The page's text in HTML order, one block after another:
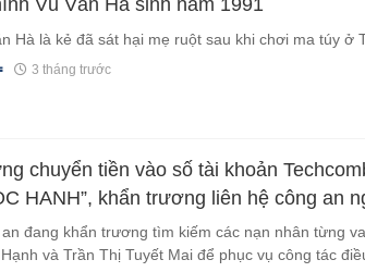
Vũ Văn Hà sinh năm 1991
Hà là kẻ đã sát hại mẹ ruột sau khi chơi ma túy ở
3 tháng trước
chuyển tiền vào số tài khoản
HANH”, khẩn trương liên hệ công an
đang khẩn trương tìm kiếm các nạn nhân từng
và Trần Thị Tuyết Mai để phục vụ công tác